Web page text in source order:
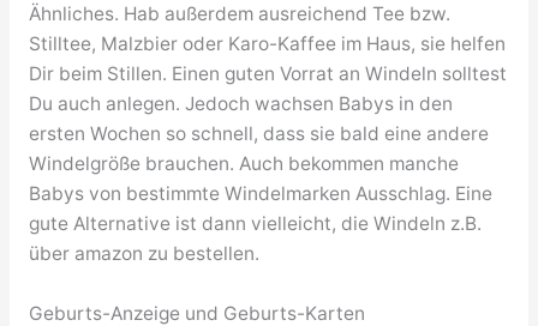
Ähnliches. Hab außerdem ausreichend Tee bzw.
Stilltee, Malzbier oder Karo-Kaffee im Haus, sie helfen
Dir beim Stillen. Einen guten Vorrat an Windeln solltest
Du auch anlegen. Jedoch wachsen Babys in den
ersten Wochen so schnell, dass sie bald eine andere
Windelgröße brauchen. Auch bekommen manche
Babys von bestimmte Windelmarken Ausschlag. Eine
gute Alternative ist dann vielleicht, die Windeln z.B.
über amazon zu bestellen.
Geburts-Anzeige und Geburts-Karten